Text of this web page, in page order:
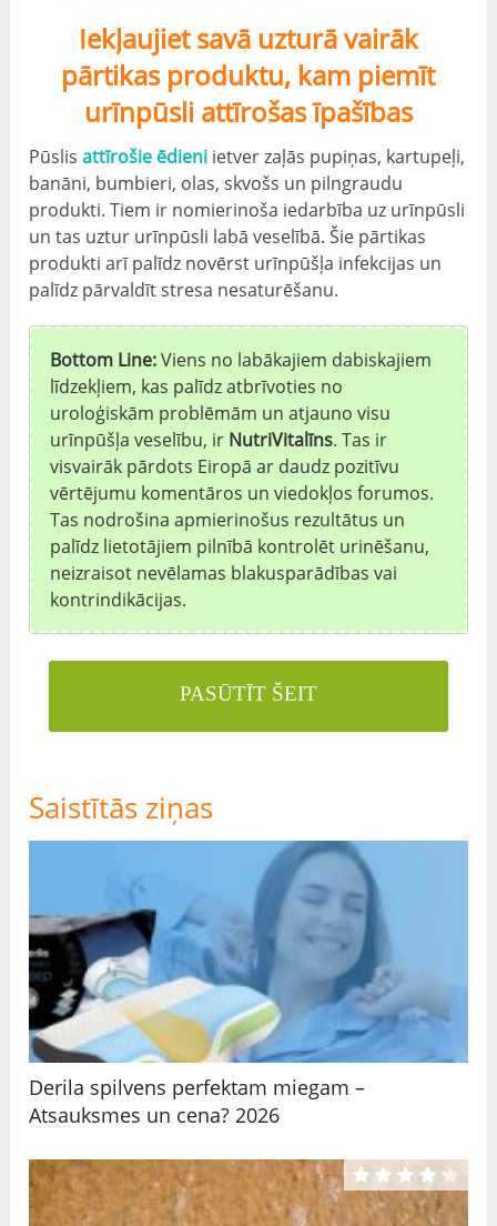
Iekļaujiet savā uzturā vairāk
pārtikas produktu, kam piemīt
urīnpūsli attīrošas īpašības
Pūslisattīrošie ēdieni ietver zaļās pupiņas, kartupeļi,
banāni, bumbieri, olas, skvošs un pilngraudu
produkti. Tiem ir nomierinoša iedarbība uz urīnpūsli
un tas uztur urīnpūsli labā veselībā. Šie pārtikas
produkti arī palīdz novērst urīnpūšļa infekcijas un
palīdz pārvaldīt stresa nesaturēšanu.
Bottom Line:Viens no labākajiem dabiskajiem
līdzekļiem, kas palīdz atbrīvoties no
uroloģiskām problēmām un atjauno visu
urīnpūšļa veselību, ir NutriVitalīns. Tas ir
visvairāk pārdots Eiropā ar daudz pozitīvu
vērtējumu komentāros un viedokļos forumos.
Tas nodrošina apmierinošus rezultātus un
palīdz lietotājiem pilnībā kontrolēt urinēšanu,
neizraisot nevēlamas blakusparādības vai
kontrindikācijas.
PASŪTĪT ŠEIT
Saistītās ziņas
Derila spilvens perfektam miegam –
Atsauksmes un cena? 2026